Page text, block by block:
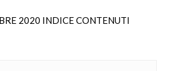
2020 INDICE CONTENUTI